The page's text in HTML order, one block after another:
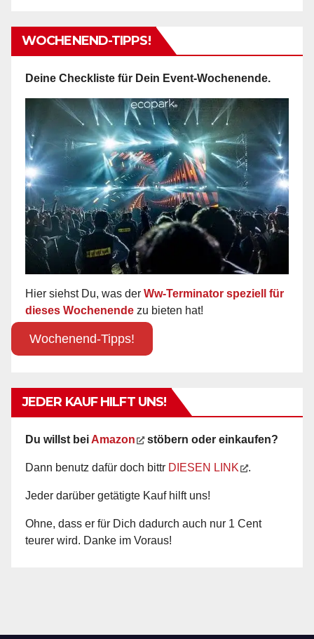
WOCHENEND-TIPPS!
Deine Checkliste für Dein Event-Wochenende.
Hier siehst Du, was der Ww-Terminator speziell für
dieses Wochenende zu bieten hat!
Wochenend-Tipps!
JEDER KAUF HILFT UNS!
Du willst bei Amazon stöbern oder einkaufen?
Dann benutz dafür doch bittr DIESEN LINK .
Jeder darüber getätigte Kauf hilft uns!
Ohne, dass er für Dich dadurch auch nur 1 Cent
teurer wird. Danke im Voraus!